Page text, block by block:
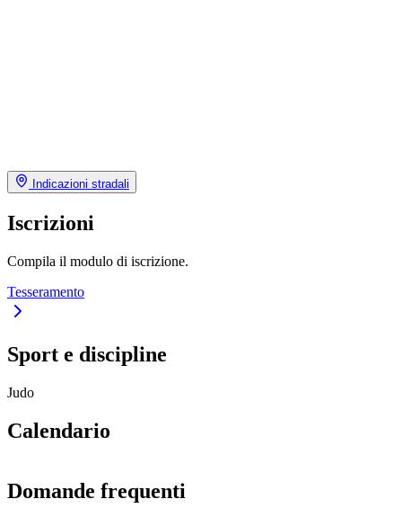
Indicazioni stradali
Iscrizioni
Compila il modulo di iscrizione.
Tesseramento
Sport e discipline
Judo
Calendario
Domande frequenti